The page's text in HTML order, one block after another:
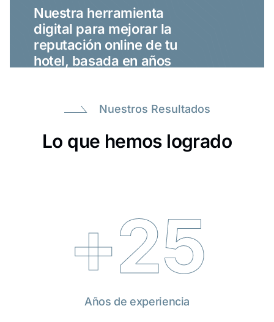
Nuestra herramienta
digital para mejorar la
reputación online de tu
hotel, basada en años
hoteles en España.Nuestros Resultados
Lo que hemos logrado
+25
Años de experiencia